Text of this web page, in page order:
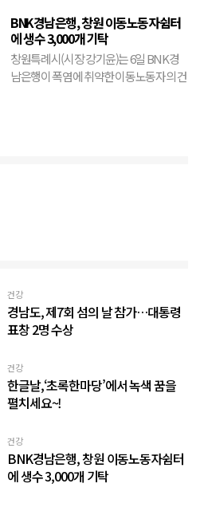
BNK경남은행, 창원 이동노동자쉼터
에 생수 3,000개 기탁
창원특례시(시장 강기윤)는 6일 BNK경
남은행이 폭염에 취약한 이동노동자의 건
건강
경남도, 제7회 섬의 날 참가…대통령
표창 2명 수상
건강
한글날,‘초록한마당’에서 녹색 꿈을
펼치세요~!
건강
BNK경남은행, 창원 이동노동자쉼터
에 생수 3,000개 기탁